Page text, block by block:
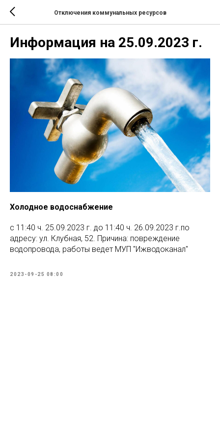
Отключения коммунальных ресурсов
Информация на 25.09.2023 г.
Холодное водоснабжение
с 11:40 ч. 25.09.2023 г. до 11:40 ч. 26.09.2023 г.по
адресу: ул. Клубная, 52. Причина: повреждение
водопровода, работы ведет МУП "Ижводоканал"
2023-09-25 08:00